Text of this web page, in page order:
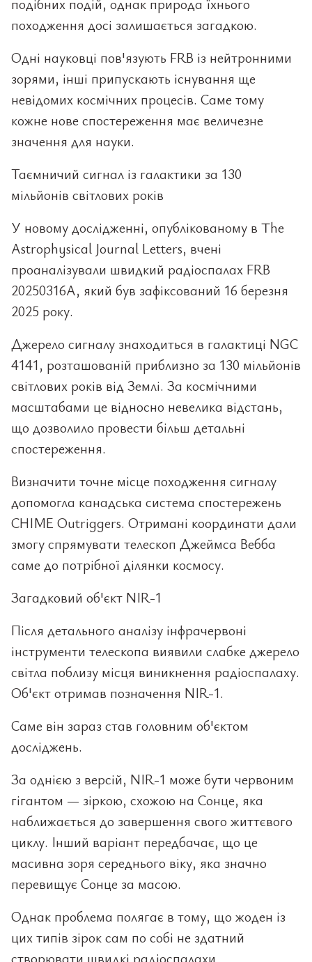
подібних подій, однак природа їхнього
походження досі залишається загадкою.
Одні науковці пов'язують FRB із нейтронними
зорями, інші припускають існування ще
невідомих космічних процесів. Саме тому
кожне нове спостереження має величезне
значення для науки.
Таємничий сигнал із галактики за 130
мільйонів світлових років
У новому дослідженні, опублікованому в The
Astrophysical Journal Letters, вчені
проаналізували швидкий радіоспалах FRB
20250316A, який був зафіксований 16 березня
2025 року.
Джерело сигналу знаходиться в галактиці NGC
4141, розташованій приблизно за 130 мільйонів
світлових років від Землі. За космічними
масштабами це відносно невелика відстань,
що дозволило провести більш детальні
спостереження.
Визначити точне місце походження сигналу
допомогла канадська система спостережень
CHIME Outriggers. Отримані координати дали
змогу спрямувати телескоп Джеймса Вебба
саме до потрібної ділянки космосу.
Загадковий об'єкт NIR-1
Після детального аналізу інфрачервоні
інструменти телескопа виявили слабке джерело
світла поблизу місця виникнення радіоспалаху.
Об'єкт отримав позначення NIR-1.
Саме він зараз став головним об'єктом
досліджень.
За однією з версій, NIR-1 може бути червоним
гігантом — зіркою, схожою на Сонце, яка
наближається до завершення свого життєвого
циклу. Інший варіант передбачає, що це
масивна зоря середнього віку, яка значно
перевищує Сонце за масою.
Однак проблема полягає в тому, що жоден із
цих типів зірок сам по собі не здатний
створювати швидкі радіоспалахи.